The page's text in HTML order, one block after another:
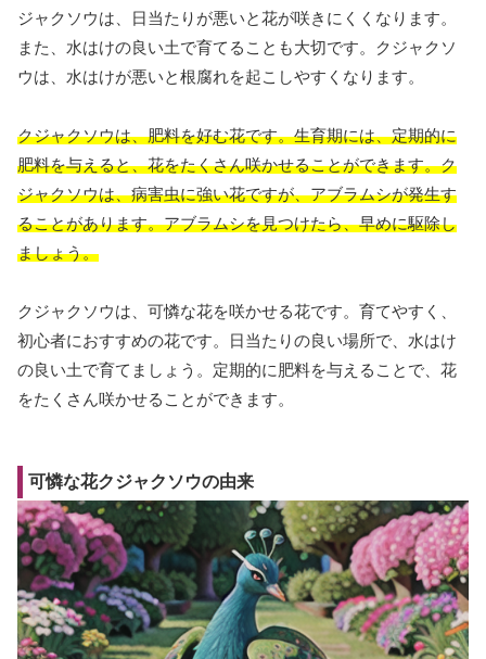
ジャクソウは、日当たりが悪いと花が咲きにくくなります。
また、水はけの良い土で育てることも大切です。クジャクソ
ウは、水はけが悪いと根腐れを起こしやすくなります。
クジャクソウは、肥料を好む花です。生育期には、定期的に
肥料を与えると、花をたくさん咲かせることができます。ク
ジャクソウは、病害虫に強い花ですが、アブラムシが発生す
ることがあります。アブラムシを見つけたら、早めに駆除し
ましょう。
クジャクソウは、可憐な花を咲かせる花です。育てやすく、
初心者におすすめの花です。日当たりの良い場所で、水はけ
の良い土で育てましょう。定期的に肥料を与えることで、花
をたくさん咲かせることができます。
可憐な花クジャクソウの由来